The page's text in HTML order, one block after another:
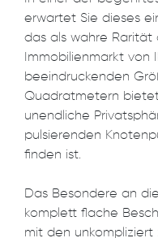
erwartet Sie dieses
das als wahre
Immobilienmarkt von
beeindruckenden
Quadratmetern
unendliche
pulsierenden
finden ist.
Das Besondere an
komplett flache
mit den unkompliziert